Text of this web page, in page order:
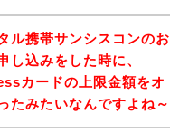
ル携帯サンシスコンのお
し込みをした時に、
カードの上限金額をオ
たみたいなんですよね～